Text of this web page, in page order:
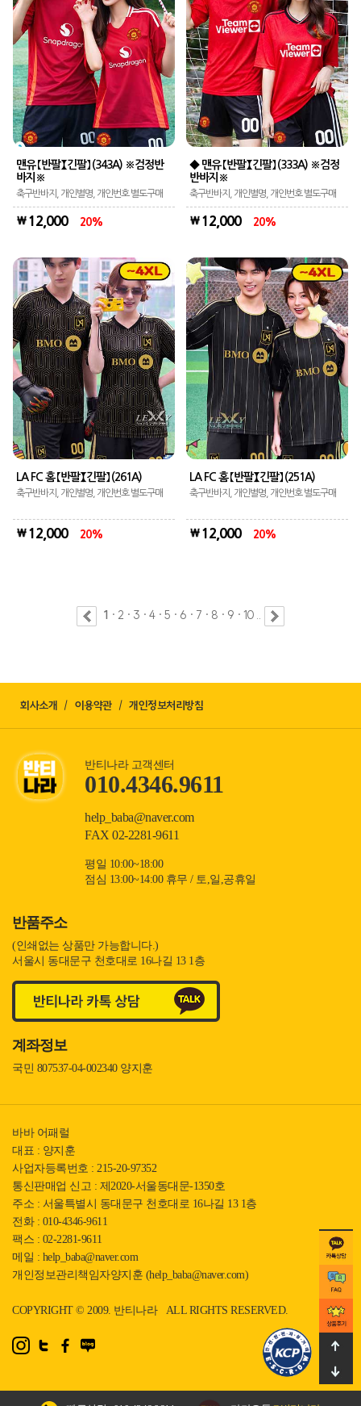
맨유 【반팔】【긴팔】 (343A) ※검정반
바지※
축구반바지, 개인별명, 개인번호 별도구매
12,000 20
◆ 맨유 【반팔】【긴팔】 (333A) ※검정
반바지※
축구반바지, 개인별명, 개인번호 별도구매
12,000 20
LA FC 홈 【반팔】【긴팔】 (261A)
축구반바지, 개인별명, 개인번호 별도구매
12,000 20
LA FC 홈 【반팔】【긴팔】 (251A)
축구반바지, 개인별명, 개인번호 별도구매
12,000 20
1 · 2 · 3 · 4· 5 · 6 · 7 · 8 · 9 · 10 ..
회사소개 이용약관 개인정보처리방침
반티나라 고객센터
010.4346.9611
help_baba@naver.com
FAX 02-2281-9611
평일 10:00~18:00
점심 13:00~14:00 휴무 / 토,일,공휴일
반품주소
(인쇄없는 상품만 가능합니다.)
서울시 동대문구 천호대로 16나길 13 1층
계좌정보
국민 807537-04-002340 양지훈
바바 어패럴
대표 : 양지훈
사업자등록번호 : 215-20-97352
통신판매업 신고 : 제2020-서울동대문-1350호
주소 : 서울특별시 동대문구 천호대로 16나길 13 1층
전화 : 010-4346-9611
팩스 : 02-2281-9611
메일 : help_baba@naver.com
개인정보관리책임자양지훈 (help_baba@naver.com)
COPYRIGHT © 2009. 반티나라 ALL RIGHTS RESERVED.